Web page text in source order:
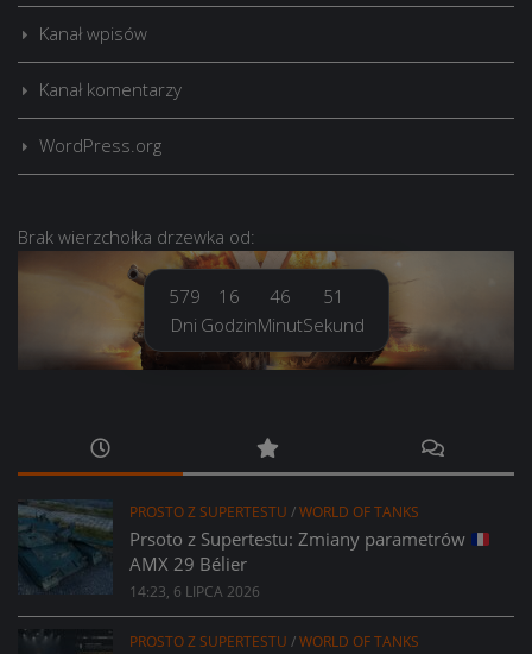
Kanał wpisów
Kanał komentarzy
WordPress.org
Brak wierzchołka drzewka od:
579
Dni
16
Godzin
46
Minut
52
Sekund
PROSTO Z SUPERTESTU /WORLD OF TANKS
Prsoto z Supertestu: Zmiany parametrów
AMX 29 Bélier
14:23, 6 LIPCA 2026
PROSTO Z SUPERTESTU /WORLD OF TANKS